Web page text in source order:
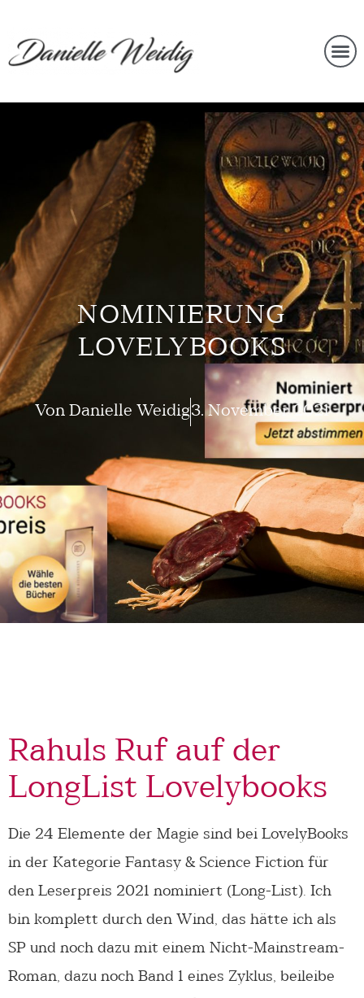
NOMINIERUNG
LOVELYBOOKS
Von Danielle Weidig3. November 2021
Rahuls Ruf auf der
LongList Lovelybooks
Die 24 Elemente der Magie sind bei LovelyBooks
in der Kategorie Fantasy & Science Fiction für
den Leserpreis 2021 nominiert (Long-List). Ich
bin komplett durch den Wind, das hätte ich als
SP und noch dazu mit einem Nicht-Mainstream-
Roman, dazu noch Band 1 eines Zyklus, beileibe